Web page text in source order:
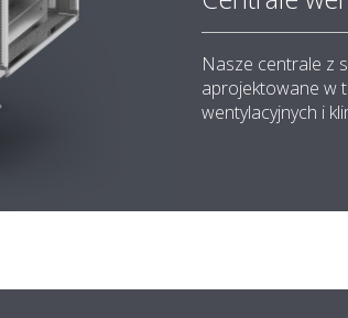
Nasze centrale z
aprojektowane w
wentylacyjnych i